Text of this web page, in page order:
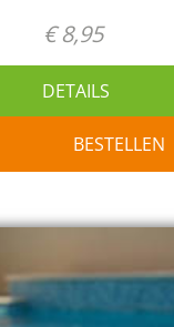
€ 8,95
DETAILS
BESTELLEN